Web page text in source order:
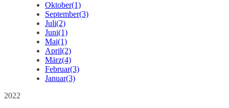
Oktober(1)
September(3)
Juli(2)
Juni(1)
Mai(1)
April(2)
März(4)
Februar(3)
Januar(3)
2022